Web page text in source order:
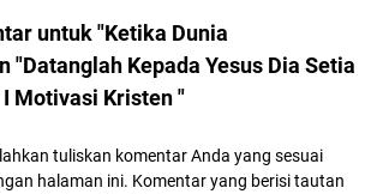
untuk "Ketika Dunia
"Datanglah Kepada Yesus Dia Setia
Motivasi Kristen "
tuliskan komentar Anda yang sesuai
halaman ini. Komentar yang berisi tautan